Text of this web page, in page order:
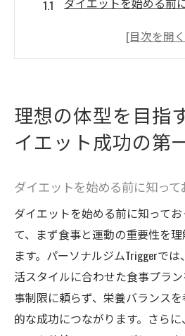
目標設定の重要性と具
効果的な運動プランの
モチベーションを維持
パーソナルジムTriggerが提
ングプランの魅力
Triggerが提供するオー
特徴
専属トレーナーによる
最新の設備と快適なジ
効果を実感できるトレ
理想の体型を目指
イエット成功の第
ダイエットを始める前に知っ
ダイエットを始める前に知って
て、まず食事と運動の重要性を
ます。パーソナルジムTriggerで
活スタイルに合わせた食事プラ
事制限に頼らず、栄養バランス
的な成功につながります。さら